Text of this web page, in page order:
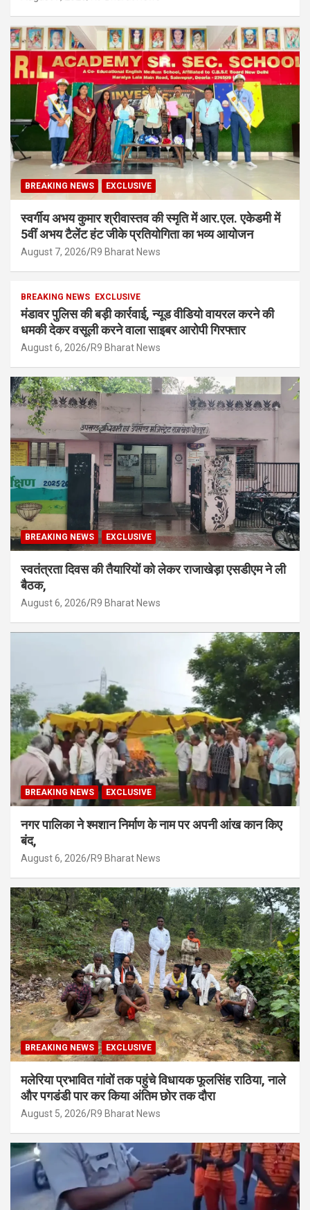
BREAKING NEWS EXCLUSIVE
स्वर्गीय अभय कुमार श्रीवास्तव की स्मृति में आर.एल. एकेडमी में
5वीं अभय टैलेंट हंट जीके प्रतियोगिता का भव्य आयोजन
August 7, 2026 R9 Bharat News
BREAKING NEWS EXCLUSIVE
मंडावर पुलिस की बड़ी कार्रवाई, न्यूड वीडियो वायरल करने की
धमकी देकर वसूली करने वाला साइबर आरोपी गिरफ्तार
August 6, 2026 R9 Bharat News
BREAKING NEWS EXCLUSIVE
स्वतंत्रता दिवस की तैयारियों को लेकर राजाखेड़ा एसडीएम ने ली
बैठक,
August 6, 2026 R9 Bharat News
BREAKING NEWS EXCLUSIVE
नगर पालिका ने श्मशान निर्माण के नाम पर अपनी आंख कान किए
बंद,
August 6, 2026 R9 Bharat News
BREAKING NEWS EXCLUSIVE
मलेरिया प्रभावित गांवों तक पहुंचे विधायक फूलसिंह राठिया, नाले
और पगडंडी पार कर किया अंतिम छोर तक दौरा
August 5, 2026 R9 Bharat News